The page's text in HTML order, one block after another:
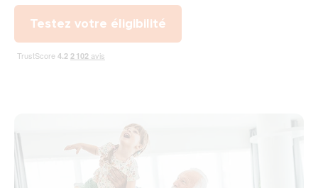
Testez votre éligibilité